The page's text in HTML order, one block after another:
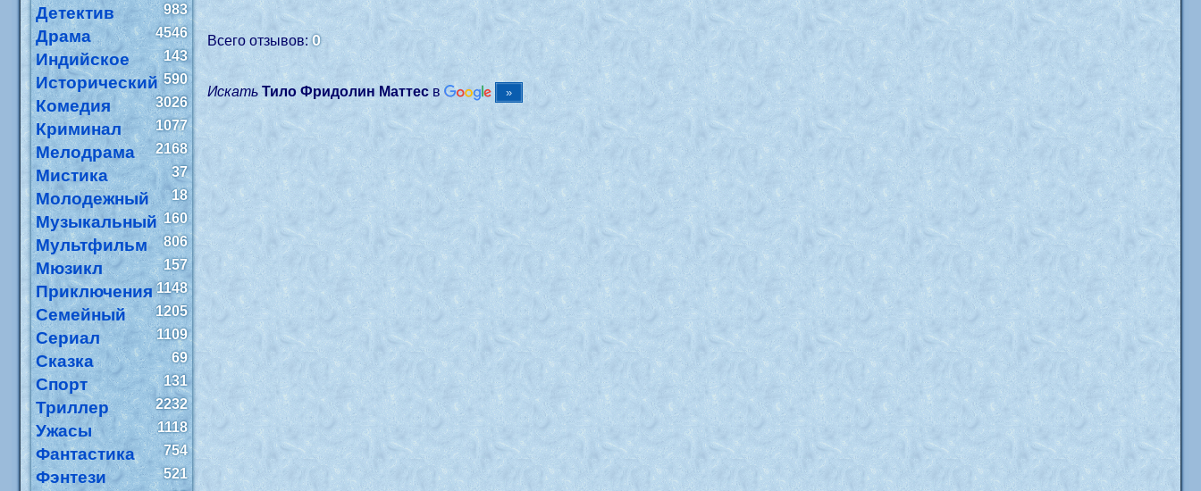
Детектив 983
Драма 4546
Индийское 143
Исторический 590
Комедия 3026
Криминал 1077
Мелодрама 2168
Мистика 37
Молодежный 18
Музыкальный 160
Мультфильм 806
Мюзикл 157
Приключения 1148
Семейный 1205
Сериал 1109
Сказка 69
Спорт 131
Триллер 2232
Ужасы 1118
Фантастика 754
Фэнтези
521
Всего отзывов:0
Искать Тило Фридолин Маттес в